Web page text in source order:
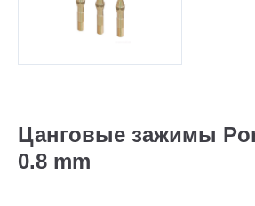
Цанговые зажимы
0.8 mm